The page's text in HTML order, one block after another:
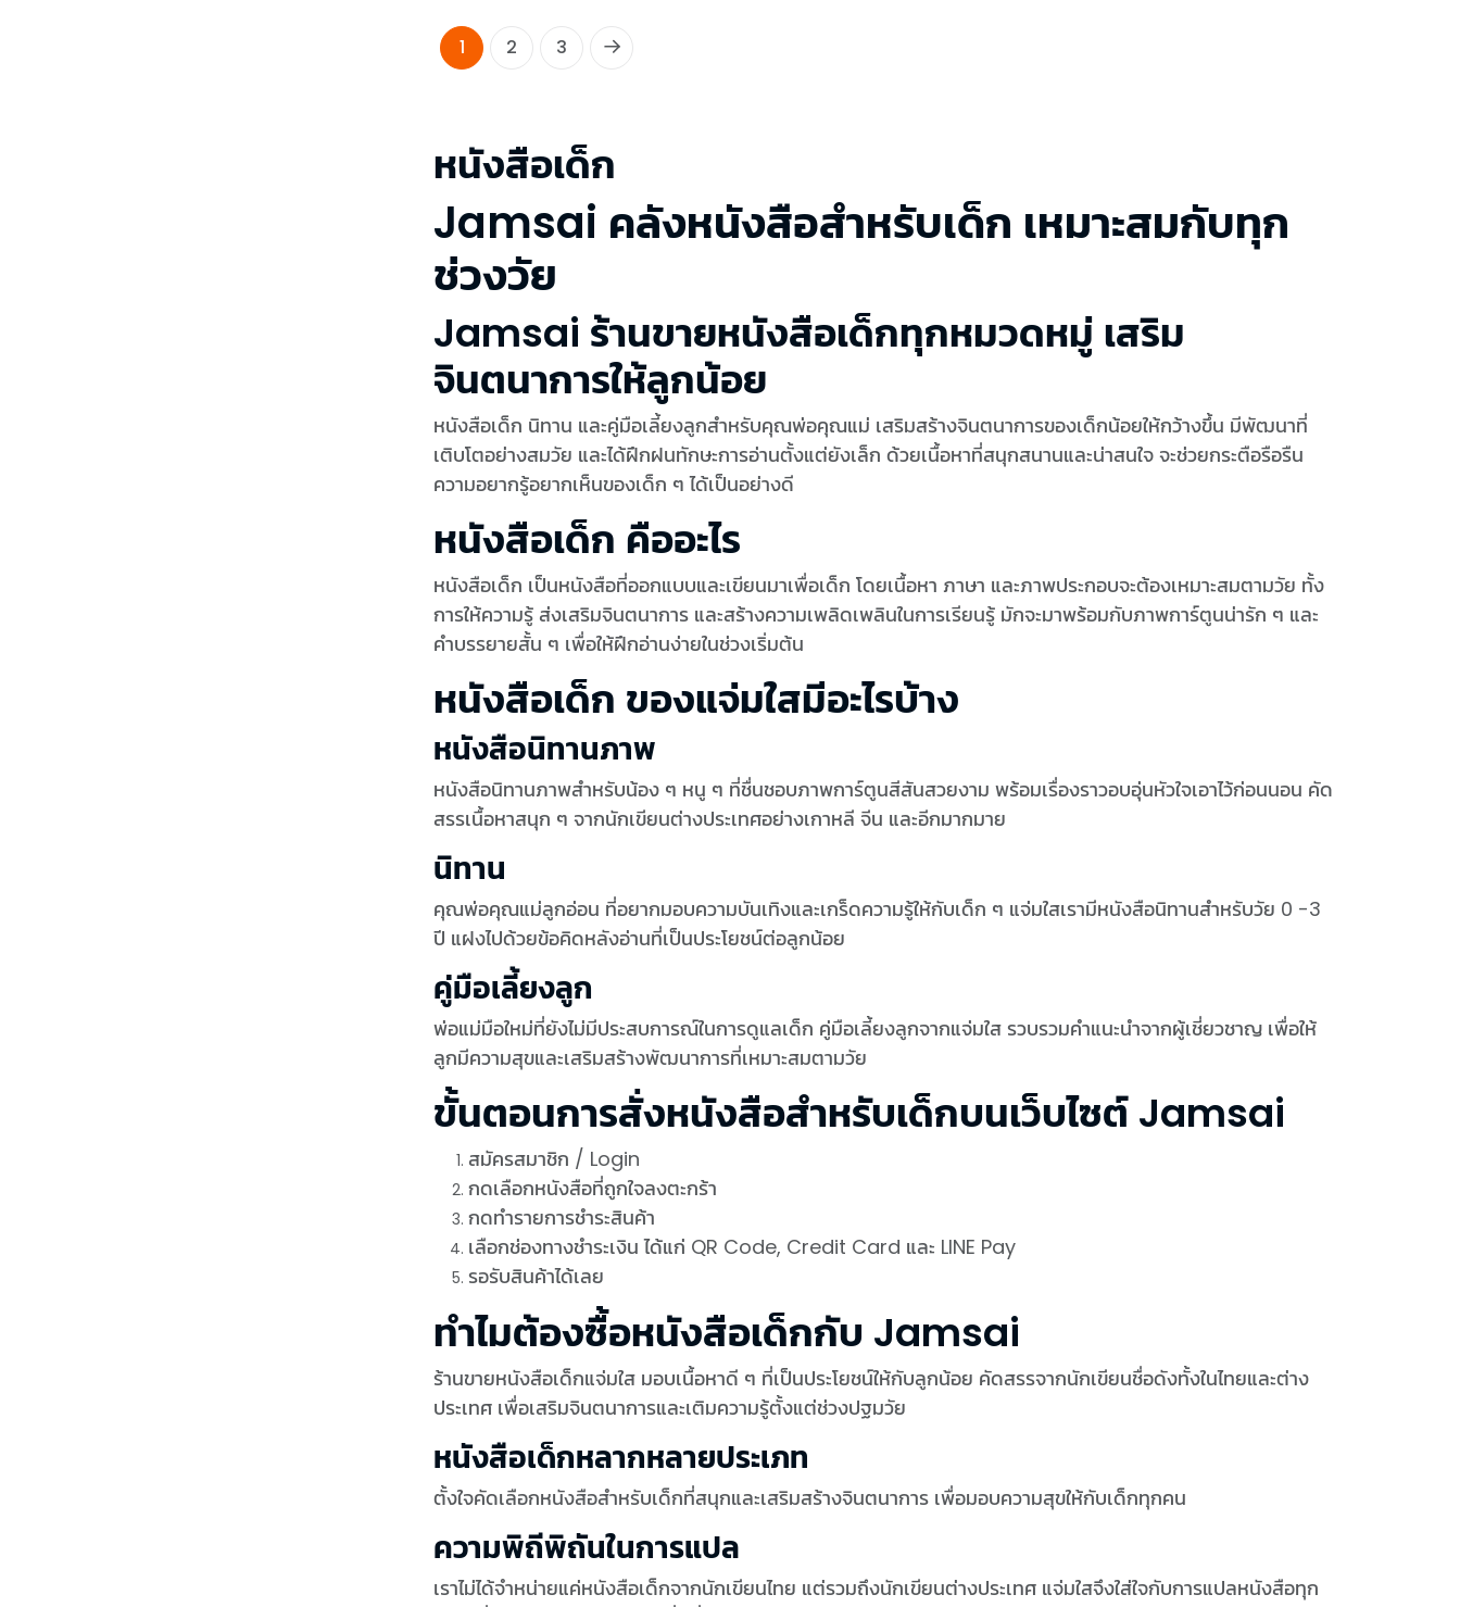
1 2 3
หนังสือเด็ก
Jamsai คลังหนังสือสำหรับเด็ก เหมาะสมกับทุก
ช่วงวัย
Jamsai ร้านขายหนังสือเด็กทุกหมวดหมู่ เสริม
จินตนาการให้ลูกน้อย
หนังสือเด็ก นิทาน และคู่มือเลี้ยงลูกสำหรับคุณพ่อคุณแม่ เสริมสร้างจินตนาการของเด็กน้อยให้กว้างขึ้น มีพัฒนาที่
เติบโตอย่างสมวัย และได้ฝึกฝนทักษะการอ่านตั้งแต่ยังเล็ก ด้วยเนื้อหาที่สนุกสนานและน่าสนใจ จะช่วยกระตือรือรืน
ความอยากรู้อยากเห็นของเด็ก ๆ ได้เป็นอย่างดี
หนังสือเด็ก คืออะไร
หนังสือเด็ก เป็นหนังสือที่ออกแบบและเขียนมาเพื่อเด็ก โดยเนื้อหา ภาษา และภาพประกอบจะต้องเหมาะสมตามวัย ทั้ง
การให้ความรู้ ส่งเสริมจินตนาการ และสร้างความเพลิดเพลินในการเรียนรู้ มักจะมาพร้อมกับภาพการ์ตูนน่ารัก ๆ และ
คำบรรยายสั้น ๆ เพื่อให้ฝึกอ่านง่ายในช่วงเริ่มต้น
หนังสือเด็ก ของแจ่มใสมีอะไรบ้าง
หนังสือนิทานภาพ
หนังสือนิทานภาพสำหรับน้อง ๆ หนู ๆ ที่ชื่นชอบภาพการ์ตูนสีสันสวยงาม พร้อมเรื่องราวอบอุ่นหัวใจเอาไว้ก่อนนอน คัด
สรรเนื้อหาสนุก ๆ จากนักเขียนต่างประเทศอย่างเกาหลี จีน และอีกมากมาย
นิทาน
คุณพ่อคุณแม่ลูกอ่อน ที่อยากมอบความบันเทิงและเกร็ดความรู้ให้กับเด็ก ๆ แจ่มใสเรามีหนังสือนิทานสำหรับวัย 0 -3
ปี แฝงไปด้วยข้อคิดหลังอ่านที่เป็นประโยชน์ต่อลูกน้อย
คู่มือเลี้ยงลูก
พ่อแม่มือใหม่ที่ยังไม่มีประสบการณ์ในการดูแลเด็ก คู่มือเลี้ยงลูกจากแจ่มใส รวบรวมคำแนะนำจากผู้เชี่ยวชาญ เพื่อให้
ลูกมีความสุขและเสริมสร้างพัฒนาการที่เหมาะสมตามวัย
ขั้นตอนการสั่งหนังสือสำหรับเด็กบนเว็บไซต์ Jamsai
สมัครสมาชิก / Login
กดเลือกหนังสือที่ถูกใจลงตะกร้า
กดทำรายการชำระสินค้า
เลือกช่องทางชำระเงิน ได้แก่ QR Code, Credit Card และ LINE Pay
รอรับสินค้าได้เลย
ทำไมต้องซื้อหนังสือเด็กกับ Jamsai
ร้านขายหนังสือเด็กแจ่มใส มอบเนื้อหาดี ๆ ที่เป็นประโยชน์ให้กับลูกน้อย คัดสรรจากนักเขียนชื่อดังทั้งในไทยและต่าง
ประเทศ เพื่อเสริมจินตนาการและเติมความรู้ตั้งแต่ช่วงปฐมวัย
หนังสือเด็กหลากหลายประเภท
ตั้งใจคัดเลือกหนังสือสำหรับเด็กที่สนุกและเสริมสร้างจินตนาการ เพื่อมอบความสุขให้กับเด็กทุกคน
ความพิถีพิถันในการแปล
เราไม่ได้จำหน่ายแค่หนังสือเด็กจากนักเขียนไทย แต่รวมถึงนักเขียนต่างประเทศ แจ่มใสจึงใส่ใจกับการแปลหนังสือทุก